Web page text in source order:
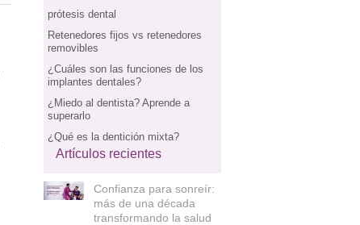
prótesis dental
Retenedores fijos vs retenedores
removibles
¿Cuáles son las funciones de los
implantes dentales?
¿Miedo al dentista? Aprende a
superarlo
¿Qué es la dentición mixta?
Artículos recientes
Confianza para sonreír:
más de una década
transformando la salud